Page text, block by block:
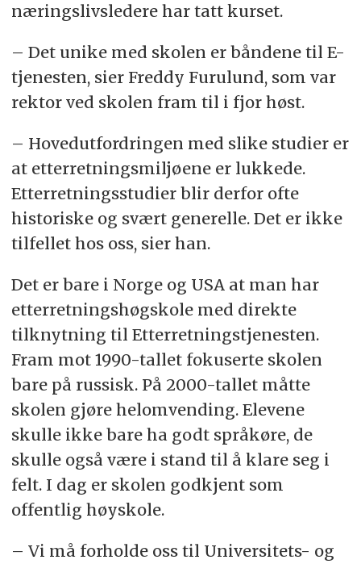
næringslivsledere har tatt kurset.
– Det unike med skolen er båndene til E-
tjenesten, sier Freddy Furulund, som var
rektor ved skolen fram til i fjor høst.
– Hovedutfordringen med slike studier er
at etterretningsmiljøene er lukkede.
Etterretningsstudier blir derfor ofte
historiske og svært generelle. Det er ikke
tilfellet hos oss, sier han.
​​Det er bare i Norge og USA at man har
etterretningshøgskole med direkte
tilknytning til Etterretningstjenesten.
Fram mot 1990-tallet fokuserte skolen
bare på russisk. På 2000-tallet måtte
skolen gjøre helomvending. Elevene
skulle ikke bare ha godt språkøre, de
skulle også være i stand til å klare seg i
felt. I dag er skolen godkjent som
offentlig høyskole.
– Vi må forholde oss til Universitets- og